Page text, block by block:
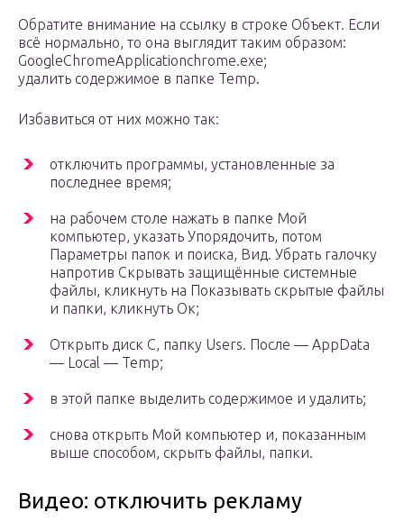
Обратите внимание на ссылку в строке Объект. Если
всё нормально, то она выглядит таким образом:
GoogleChromeApplicationchrome.exe;
удалить содержимое в папке Temp.
Избавиться от них можно так:
отключить программы, установленные за
последнее время;
на рабочем столе нажать в папке Мой
компьютер, указать Упорядочить, потом
Параметры папок и поиска, Вид. Убрать галочку
напротив Скрывать защищённые системные
файлы, кликнуть на Показывать скрытые файлы
и папки, кликнуть Ок;
Открыть диск С, папку Users. После — AppData
— Local — Temp;
в этой папке выделить содержимое и удалить;
снова открыть Мой компьютер и, показанным
выше способом, скрыть файлы, папки.
Видео: отключить рекламу